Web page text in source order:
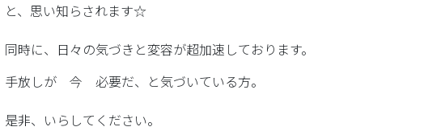
と、思い知らされます☆
同時に、日々の気づきと変容が超加速しております。
手放しが 今 必要だ、と気づいている方。
是非、いらしてください。